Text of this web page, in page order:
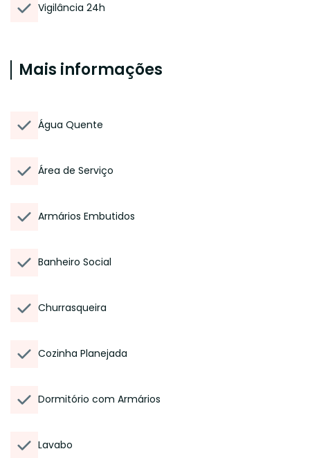
Vigilância 24h
Mais informações
Água Quente
Área de Serviço
Armários Embutidos
Banheiro Social
Churrasqueira
Cozinha Planejada
Dormitório com Armários
Lavabo